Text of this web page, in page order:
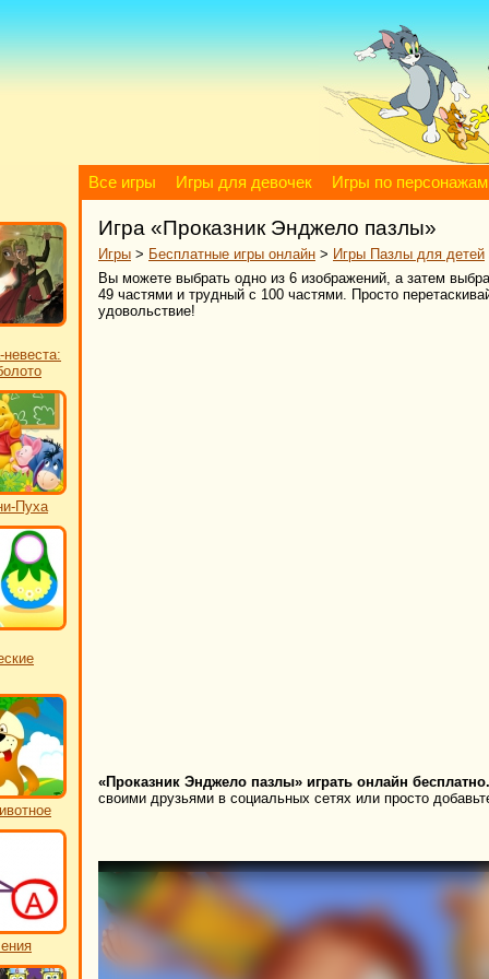
Все игры Игры для девочек Игры по персонажам
Пуха
Игра «Проказник Энджело пазлы»
Игры > Бесплатные игры онлайн > Игры Пазлы для детей
Вы можете выбрать одно из 6 изображений, а затем
49 частями и трудный с 100 частями. Просто
удовольствие!
«Проказник Энджело пазлы» играть онлайн бесплатно.
своими друзьями в социальных сетях или просто